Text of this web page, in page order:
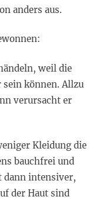
anders aus.
weil die
sein können. Allzu
verursacht er
Kleidung die
bauchfrei und
dann intensiver,
der Haut sind